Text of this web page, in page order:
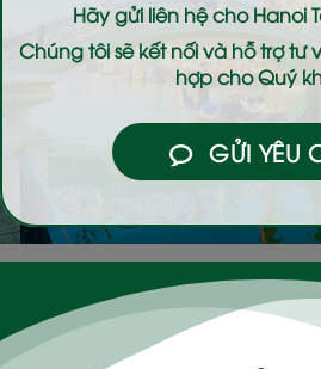
Hãy gửi liên hệ choHanoi
Chúng tôi sẽ kết nối và hỗ trợ
hợp cho Quý
GỬI YÊU